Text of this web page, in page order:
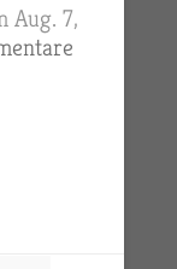
Aug. 7,